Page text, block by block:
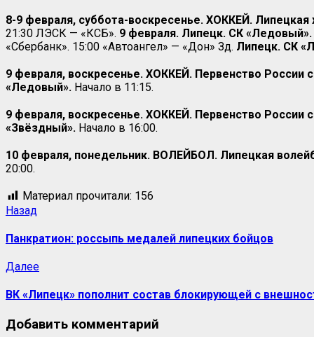
8-9 февраля, суббота-воскресенье. ХОККЕЙ. Липецкая
21:30 ЛЭСК — «КСБ». 9 февраля. Липецк. СК «Ледовый».
«Сбербанк». 15:00 «Автоангел» — «Дон» Зд. Липецк. СК
9 февраля, воскресенье. ХОККЕЙ. Первенство
«Ледовый». Начало в 11:15.
9 февраля, воскресенье. ХОККЕЙ. Первенство
«Звёздный». Начало в 16:00.
10 февраля, понедельник. ВОЛЕЙБОЛ. Липецкая
20:00.
Материал прочитали: 156
Назад
Панкратион: россыпь медалей липецких бойцов
Далее
ВК «Липецк» пополнит состав блокирующей с
Добавить комментарий